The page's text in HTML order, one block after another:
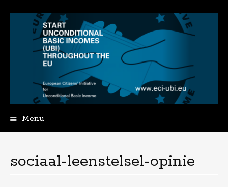
Menu
inhoud
sociaal-leenstelsel-opinie